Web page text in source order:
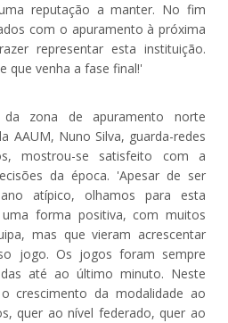
reputação a manter. No fim
com o apuramento à próxima
representar esta instituição.
que venha a fase final!'
zona de apuramento norte
AAUM, Nuno Silva, guarda-redes
mostrou-se satisfeito com a
da época. 'Apesar de ser
atípico, olhamos para esta
forma positiva, com muitos
mas que vieram acrescentar
jogo. Os jogos foram sempre
até ao último minuto. Neste
crescimento da modalidade ao
quer ao nível federado, quer ao